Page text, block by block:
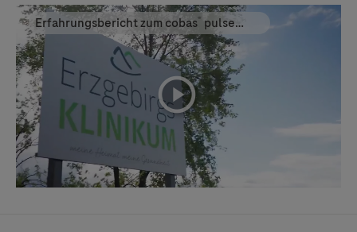
Erfahrungsbericht zum cobas® pulse
System
playicon